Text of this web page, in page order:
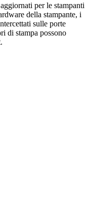
per le stampanti
della stampante, i
sulle porte
di stampa possono